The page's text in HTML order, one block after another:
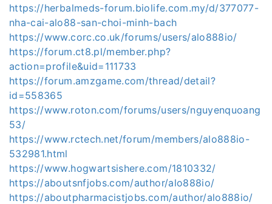
https://herbalmeds-forum.biolife.com.my/d/377077-
nha-cai-alo88-san-choi-minh-bach
https://www.corc.co.uk/forums/users/alo888io/
https://forum.ct8.pl/member.php?
action=profile&uid=111733
https://forum.amzgame.com/thread/detail?
id=558365
https://www.roton.com/forums/users/nguyenquoang
53/
https://www.rctech.net/forum/members/alo888io-
532981.html
https://www.hogwartsishere.com/1810332/
https://aboutsnfjobs.com/author/alo888io/
https://aboutpharmacistjobs.com/author/alo888io/